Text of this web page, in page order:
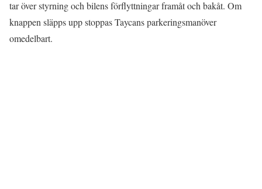
tar över styrning och bilens förflyttningar framåt och bakåt. Om
knappen släpps upp stoppas Taycans parkeringsmanöver
omedelbart.